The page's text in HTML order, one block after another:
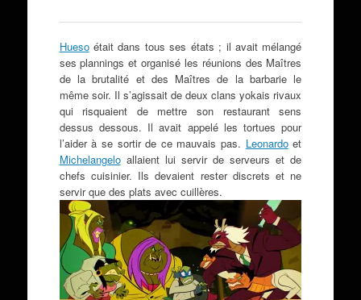
Huesoétait dans tous ses états ; il avait mélangé
ses plannings et organisé les réunions des Maîtres
de la brutalité et des Maîtres de la barbarie le
même soir. Il s’agissait de deux clans yokais rivaux
qui risquaient de mettre son restaurant sens
dessus dessous. Il avait appelé les tortues pour
l’aider à se sortir de ce mauvais pas. Leonardoet
Michelangeloallaient lui servir de serveurs et de
chefs cuisinier. Ils devaient rester discrets et ne
servir que des plats avec cuillères.